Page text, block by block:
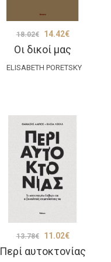
Οι δικοί μας
18.02€
Original
price
was:
14.42€Η
τρέχουσα
τιμή
ELISABETH PORETSKY
Περί αυτοκτονίας
13.78€
Original
price
11.02€Η
τρέχουσα